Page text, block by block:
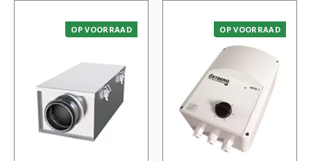
OP VOORRAAD OP VOORRAAD